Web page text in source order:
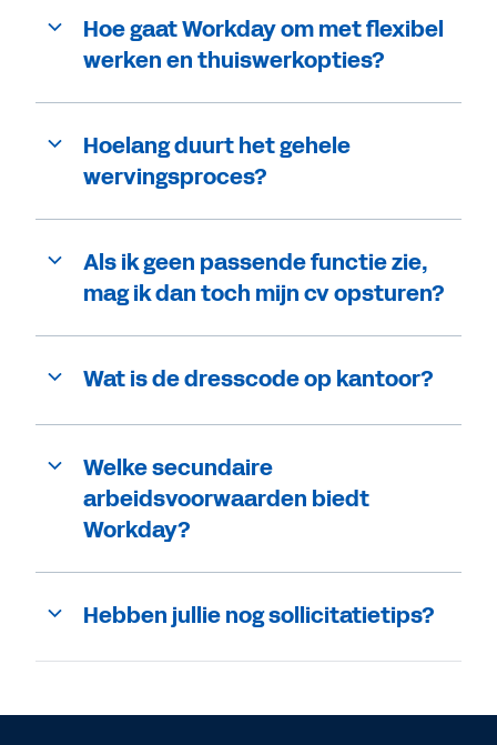
Hoe gaat Workday om met flexibel
werken en thuiswerkopties?
Hoelang duurt het gehele
wervingsproces?
Als ik geen passende functie zie,
mag ik dan toch mijn cv opsturen?
Wat is de dresscode op kantoor?
Welke secundaire
arbeidsvoorwaarden biedt
Workday?
Hebben jullie nog sollicitatietips?